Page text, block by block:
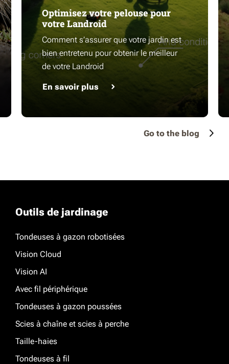
Optimisez votre pelouse pour
votre Landroid
Comment s’assurer que votre jardin est
bien entretenu pour obtenir le meilleur
de votre Landroid
En savoir plus
Go to the blog
Outils de jardinage
Tondeuses à gazon robotisées
Vision Cloud
Vision AI
Avec fil périphérique
Tondeuses à gazon poussées
Scies à chaîne et scies à perche
Taille-haies
Tondeuses à fil